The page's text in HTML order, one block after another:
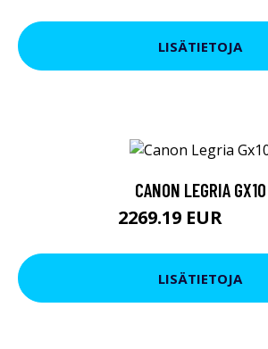
LISÄTIETOJA
CANON LEGRIA GX10
2269.19 EUR
LISÄTIETOJA